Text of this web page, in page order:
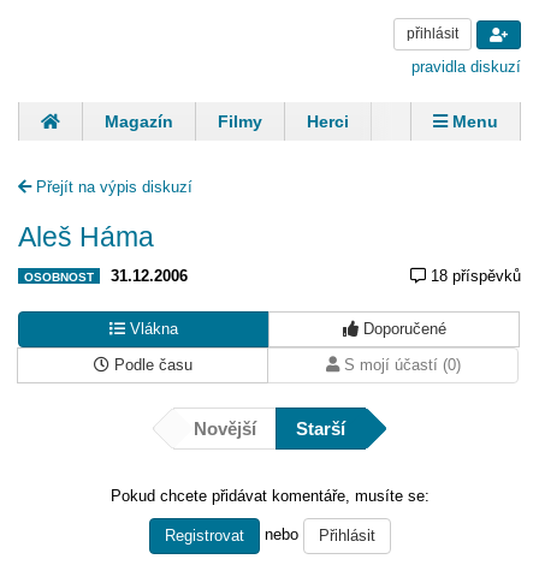
přihlásit
pravidla diskuzí
Magazín Filmy Herci
Zpěváci
Panovníci
Finančníci
Menu
Přejít na výpis diskuzí
Aleš Háma
OSOBNOST 31.12.2006 18 příspěvků
Vlákna
Doporučené
Podle času
S mojí účastí (0)
Novější Starší
Pokud chcete přidávat komentáře, musíte se:
Registrovat nebo Přihlásit